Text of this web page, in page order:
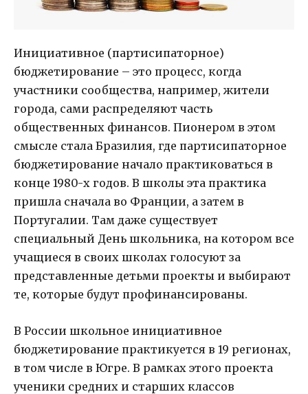
Инициативное (партисипаторное)
бюджетирование – это процесс, когда
участники сообщества, например, жители
города, сами распределяют часть
общественных финансов. Пионером в этом
смысле стала Бразилия, где партисипаторное
бюджетирование начало практиковаться в
конце 1980-х годов. В школы эта практика
пришла сначала во Франции, а затем в
Португалии. Там даже существует
специальный День школьника, на котором все
учащиеся в своих школах голосуют за
представленные детьми проекты и выбирают
те, которые будут профинансированы.
В России школьное инициативное
бюджетирование практикуется в 19 регионах,
в том числе в Югре. В рамках этого проекта
ученики средних и старших классов